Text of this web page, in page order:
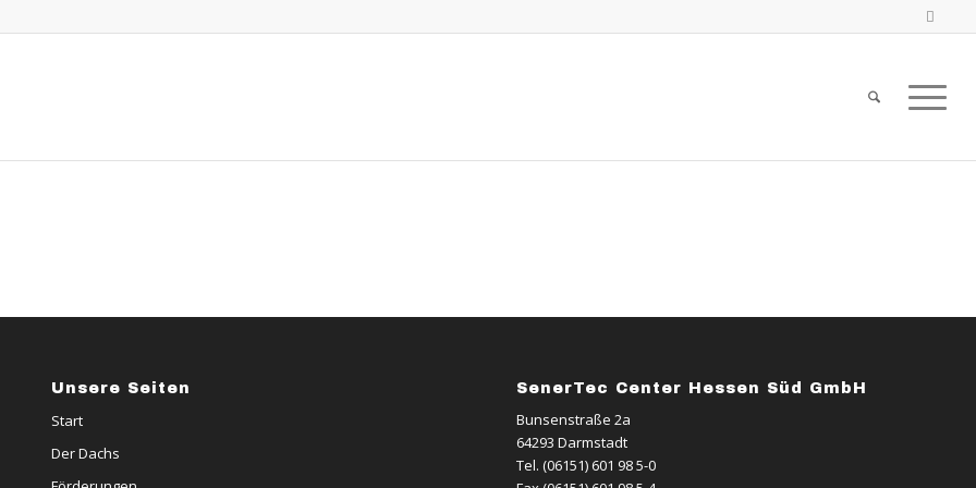
Unsere Seiten
Start
Der Dachs
SenerTec Center Hessen Süd GmbH
Bunsenstraße 2a
64293 Darmstadt
Tel. (06151) 601 98 5-0